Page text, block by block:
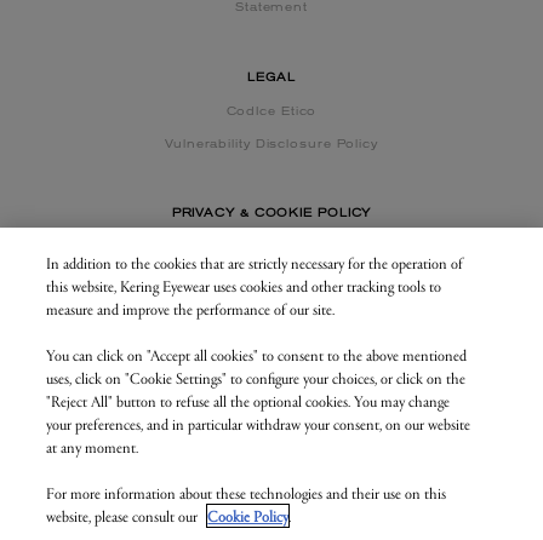
Statement
LEGAL
CodIce Etico
Vulnerability Disclosure Policy
PRIVACY & COOKIE POLICY
CONTACT US
BUSINESS AREA
my.keringeyewear.com
© Kering Eyewear 2023. All rights reserved
Kering Eyewear S.p.A.Via Altichiero 180, 35135 Padova
In addition to the cookies that are strictly necessary for the operation of
this website, Kering Eyewear uses cookies and other tracking tools to
measure and improve the performance of our site.
You can click on "Accept all cookies" to consent to the above mentioned
uses, click on "Cookie Settings" to configure your choices, or click on the
"Reject All" button to refuse all the optional cookies. You may change
your preferences, and in particular withdraw your consent, on our website
at any moment.
For more information about these technologies and their use on this
website, please consult our Cookie Policy.